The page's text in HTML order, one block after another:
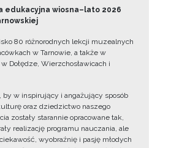
edukacyjna wiosna–lato 2026
80 różnorodnych lekcji muzealnych
w Tarnowie, a także w
Dołędze, Wierzchosławicach i
by w inspirujący i angażujący sposób
oraz dziedzictwo naszego
zostały starannie opracowane tak,
realizację programu nauczania, ale
wyobraźnię i pasję młodych